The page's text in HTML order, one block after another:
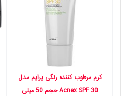
کرم مرطوب کننده رنگی پرایم مدل
Acnex SPF 30 حجم 50 میلی